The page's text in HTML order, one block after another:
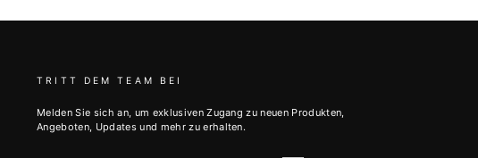
TRITT DEM TEAM BEI
Melden Sie sich an, um exklusiven Zugang zu neuen Produkten,
Angeboten, Updates und mehr zu erhalten.